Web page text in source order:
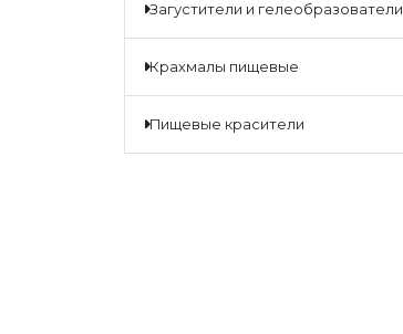
загустители и гелеобразователи
крахмалы пищевые
пищевые красители